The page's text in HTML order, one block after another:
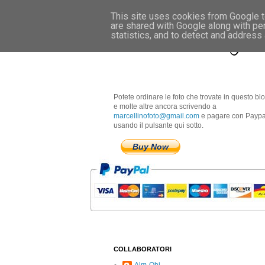
Marcellino
Potete ordinare le foto che trovate in questo
e molte altre ancora scrivendo a
marcellinofoto@gmail.com e pagare con
usando il pulsante qui sotto.
Buy Now
COLLABORATORI
This site uses cookies from Google
are shared with Google along with
statistics, and to detect and address